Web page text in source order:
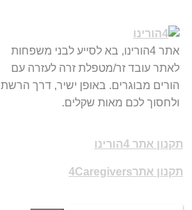
אתר 4הורינו, בא לסייע לבני משפחות
לאתר עובד זר/מטפלת זרה לעזרה עם
הורים מבוגרים. באופן ישיר, דרך הרשת
ולחסוך לכם מאות שקלים.
תקנון אתר 4הורינו
תקנון אתר4Caregivers